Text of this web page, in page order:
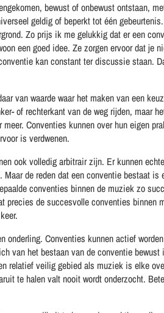
bewust of onbewust ontstaan,
geldig of beperkt tot één
Zo prijs ik me gelukkig dat er een
een goed idee. Ze zorgen ervoor dat je
kan constant ter discussie staan.
van waarde waar het maken van een
of rechterkant van de weg rijden, maar
Conventies kunnen over hun eigen
is verdwenen.
ook volledig arbitrair zijn. Er kunnen
de reden dat een conventie bestaat
conventies binnen de muziek zo
precies de succesvolle conventies binnen
Conventies kunnen actief
van het bestaan van de conventie
relatief veilig gebied als muziek is elke
te halen valt nooit wordt onderzocht.